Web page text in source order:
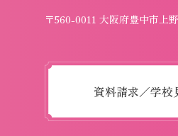
〒560-0011 大阪府豊中市上
資料請求／学校